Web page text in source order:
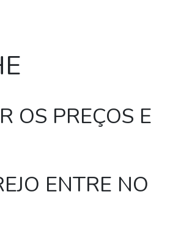
OS PREÇOS E
ENTRE NO